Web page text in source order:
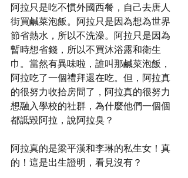
阿拉只是吃不慣外國西餐，自己去唐人
街買鹹菜泡飯。阿拉只是因為想為世界
節省熱水，所以不洗澡。阿拉只是因為
暫時想省錢，所以不買沐浴露和衛生
巾。當然有異味啦，誰叫那鹹菜泡飯，
阿拉吃了一個禮拜還在吃。但，阿拉真
的很努力收拾房間了，阿拉真的很努力
想融入學校的社群，為什麼他們一個個
都詆毀阿拉，說阿拉臭？
阿拉真的是梁平漢和李琳的私生女！真
的！這是出生證明，看見沒有？